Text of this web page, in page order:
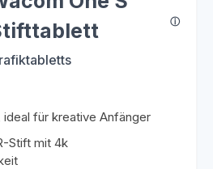
ideal für kreative Anfänger
Stift mit 4k